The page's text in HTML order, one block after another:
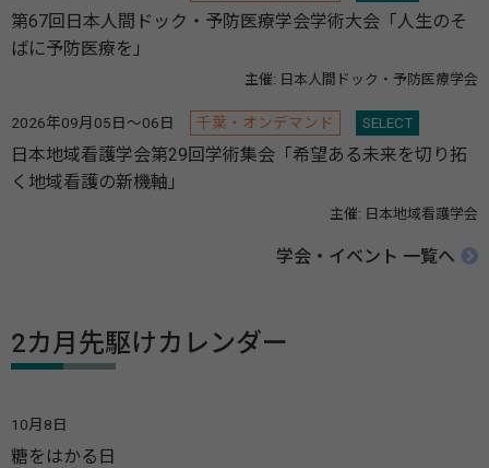
第67回日本人間ドック・予防医療学会学術大会「人生のそ
ばに予防医療を」
主催: 日本人間ドック・予防医療学会
2026年09月05日～06日 千葉・オンデマンド SELECT
日本地域看護学会第29回学術集会「希望ある未来を切り拓
く地域看護の新機軸」
主催: 日本地域看護学会
学会・イベント 一覧へ
2カ月先駆けカレンダー
10月8日
糖をはかる日